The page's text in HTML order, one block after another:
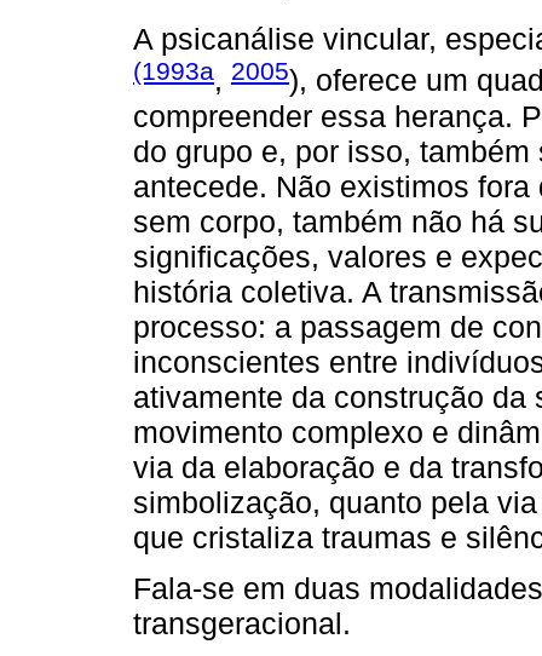
A psicanálise vincular,
(1993a, 2005), oferece um
compreender essa herança.
do grupo e, por isso,
antecede. Não existimos
sem corpo, também não há
significações, valores e
história coletiva. A
processo: a passagem de
inconscientes entre
ativamente da construção da
movimento complexo e
via da elaboração e da
simbolização, quanto pela
que cristaliza traumas e
Fala-se em duas
transgeracional.